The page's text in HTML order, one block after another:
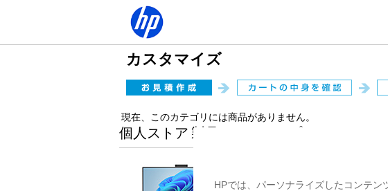
カスタマイズ
現在、このカテゴリには商品がありません。
個人ストア 製品ラインアップ
HPでは、パーソナライズしたコンテ